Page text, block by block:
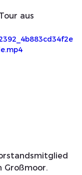
aus
Großmoor.